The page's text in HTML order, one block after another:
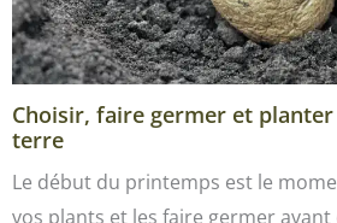
Choisir, faire germer et
terre
Le début du printemps est le
vos plants et les faire germer